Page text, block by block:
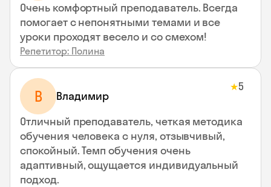
Очень комфортный преподаватель. Всегда
помогает с непонятными темами и все
уроки проходят весело и со смехом!
Репетитор: Полина
В Владимир
★5
Отличный преподаватель, четкая методика
обучения человека с нуля, отзывчивый,
спокойный. Темп обучения очень
адаптивный, ощущается индивидуальный
подход.